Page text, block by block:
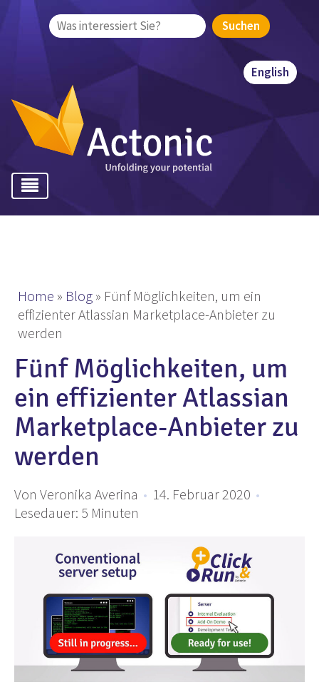
English
Suchen
Home » Blog » Fünf Möglichkeiten, um ein
effizienter Atlassian Marketplace-Anbieter zu
werden
Fünf Möglichkeiten, um
ein effizienter Atlassian
Marketplace-Anbieter zu
werden
Von Veronika Averina • 14. Februar 2020 •
Lesedauer: 5 Minuten